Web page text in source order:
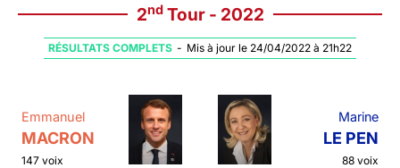
2ndTour - 2022
RÉSULTATS COMPLETS - Mis à jour le 24/04/2022 à 21h22
Emmanuel
MACRON
147 voix
Marine
LE PEN
88 voix